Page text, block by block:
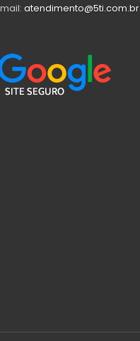
atendimento@5ti.com.br